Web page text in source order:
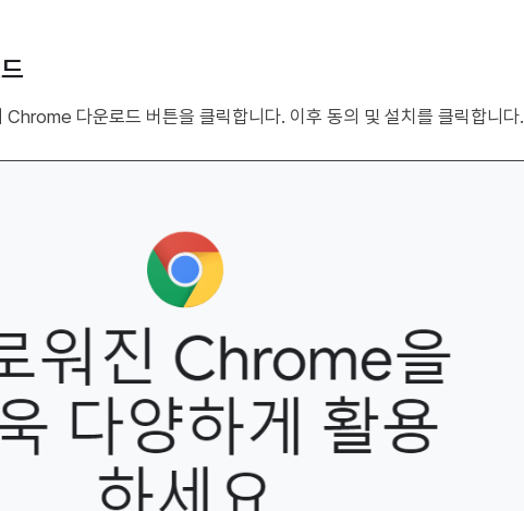
Chrome 다운로드 버튼을 클릭합니다. 이후 동의 및 설치를 클릭합니다.